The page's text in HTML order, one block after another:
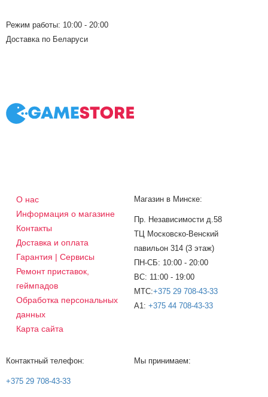
Режим работы: 10:00 - 20:00
Доставка по Беларуси
О нас
Информация о магазине
Контакты
Доставка и оплата
Гарантия | Сервисы
Ремонт приставок,
геймпадов
Обработка персональных
данных
Карта сайта
Магазин в Минске:
Пр. Независимости д.58
ТЦ Московско-Венский
павильон 314 (3 этаж)
ПН-СБ: 10:00 - 20:00
ВС: 11:00 - 19:00
МТС:+375 29 708-43-33
A1: +375 44 708-43-33
Контактный телефон:
+375 29 708-43-33
Мы принимаем: